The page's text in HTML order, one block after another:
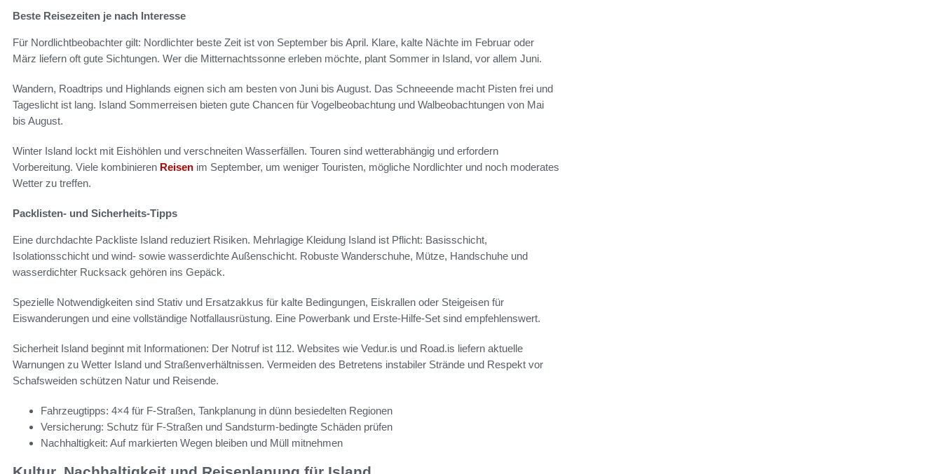
Beste Reisezeiten je nach Interesse
Für Nordlichtbeobachter gilt: Nordlichter beste Zeit ist von September bis April. Klare, kalte Nächte im Februar oder
März liefern oft gute Sichtungen. Wer die Mitternachtssonne erleben möchte, plant Sommer in Island, vor allem Juni.
Wandern, Roadtrips und Highlands eignen sich am besten von Juni bis August. Das Schneeende macht Pisten frei und
Tageslicht ist lang. Island Sommerreisen bieten gute Chancen für Vogelbeobachtung und Walbeobachtungen von Mai
bis August.
Winter Island lockt mit Eishöhlen und verschneiten Wasserfällen. Touren sind wetterabhängig und erfordern
Vorbereitung. Viele kombinieren Reisen im September, um weniger Touristen, mögliche Nordlichter und noch moderates
Wetter zu treffen.
Packlisten- und Sicherheits-Tipps
Eine durchdachte Packliste Island reduziert Risiken. Mehrlagige Kleidung Island ist Pflicht: Basisschicht,
Isolationsschicht und wind- sowie wasserdichte Außenschicht. Robuste Wanderschuhe, Mütze, Handschuhe und
wasserdichter Rucksack gehören ins Gepäck.
Spezielle Notwendigkeiten sind Stativ und Ersatzakkus für kalte Bedingungen, Eiskrallen oder Steigeisen für
Eiswanderungen und eine vollständige Notfallausrüstung. Eine Powerbank und Erste-Hilfe-Set sind empfehlenswert.
Sicherheit Island beginnt mit Informationen: Der Notruf ist 112. Websites wie Vedur.is und Road.is liefern aktuelle
Warnungen zu Wetter Island und Straßenverhältnissen. Vermeiden des Betretens instabiler Strände und Respekt vor
Schafsweiden schützen Natur und Reisende.
Fahrzeugtipps: 4×4 für F-Straßen, Tankplanung in dünn besiedelten Regionen
Versicherung: Schutz für F-Straßen und Sandsturm-bedingte Schäden prüfen
Nachhaltigkeit: Auf markierten Wegen bleiben und Müll mitnehmen